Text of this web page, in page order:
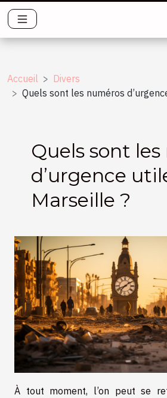
Accueil
Divers
Quels sont les numéros
Quels sont
d’urgence
Marseille ?
À tout moment, l’on peut se